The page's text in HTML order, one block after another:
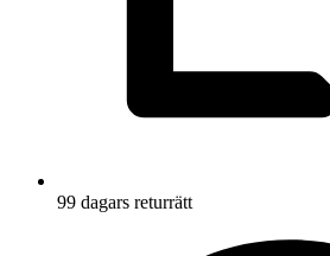
99 dagars returrätt